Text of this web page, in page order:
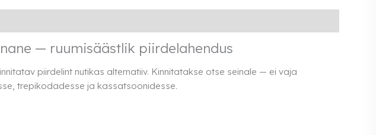
kogus
— ruumisäästlik piirdelahendus
piirdelint nutikas alternatiiv. Kinnitatakse otse seinale — ei vaja
trepikodadesse ja kassatsoonidesse.